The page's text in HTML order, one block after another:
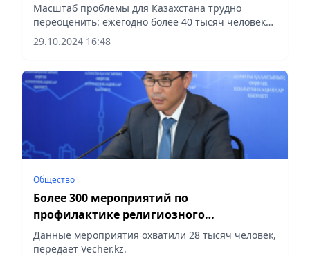
Масштаб проблемы для Казахстана трудно
переоценить: ежегодно более 40 тысяч человек
переносят инсульт, а в 2023 году этот показатель
вырос до 45 тысяч, сообщает Vecher.kz.
29.10.2024 16:48
Общество
Более 300 мероприятий по
профилактике религиозного
экстремизма и терроризма проведено в
Алматы
Данные мероприятия охватили 28 тысяч человек,
передает Vecher.kz.